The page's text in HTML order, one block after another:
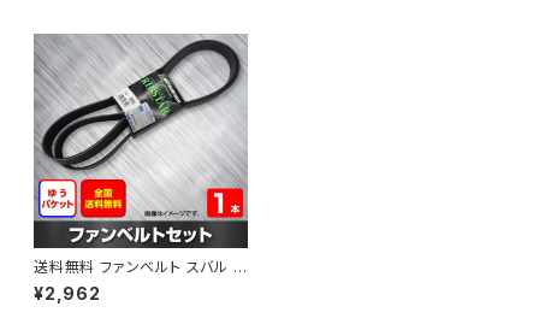
送料無料 ファンベルト スバル フ
ォレスター 型式SHJ H22.07～
H24.11 （国内トップメーカー） 1
¥2,962